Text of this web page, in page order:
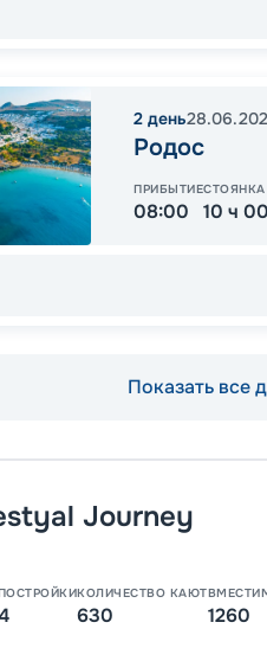
2 день
Родос
ПРИБЫТИЕ
08:00
СТОЯНКА
10 ч
Показать все
Journey
КОЛИЧЕСТВО КАЮТ
630 1260